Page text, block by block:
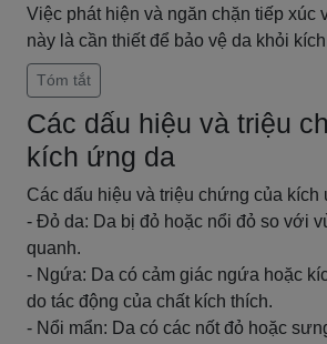
Việc phát hiện và ngăn chặn tiếp xúc
này là cần thiết để bảo vệ da khỏi
Tóm tắt
Các dấu hiệu và triệu
kích ứng da
Các dấu hiệu và triệu chứng của kích
- Đỏ da: Da bị đỏ hoặc nổi đỏ so với
quanh.
- Ngứa: Da có cảm giác ngứa hoặc
do tác động của chất kích thích.
- Nổi mẩn: Da có các nốt đỏ hoặc